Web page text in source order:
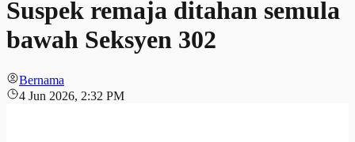
Suspek remaja ditahan semula
bawah Seksyen 302
Bernama
4 Jun 2026, 2:32 PM